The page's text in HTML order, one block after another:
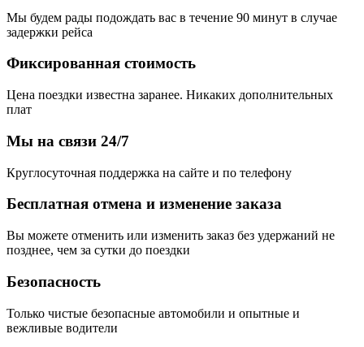
Мы будем рады подождать вас в течение 90 минут в случае
задержки рейса
Фиксированная стоимость
Цена поездки известна заранее. Никаких дополнительных
плат
Мы на связи 24/7
Круглосуточная поддержка на сайте и по телефону
Бесплатная отмена и изменение заказа
Вы можете отменить или изменить заказ без удержаний не
позднее, чем за сутки до поездки
Безопасность
Только чистые безопасные автомобили и опытные и
вежливые водители